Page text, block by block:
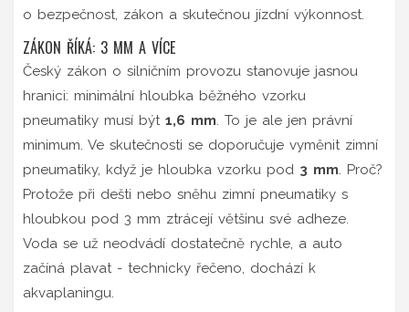
o bezpečnost, zákon a skutečnou jízdní výkonnost.
ZÁKON ŘÍKÁ: 3 MM A VÍCE
Český zákon o silničním provozu stanovuje jasnou
hranici: minimální hloubka běžného vzorku
pneumatiky musí být 1,6 mm. To je ale jen právní
minimum. Ve skutečnosti se doporučuje vyměnit zimní
pneumatiky, když je hloubka vzorku pod 3 mm. Proč?
Protože při dešti nebo sněhu zimní pneumatiky s
hloubkou pod 3 mm ztrácejí většinu své adheze.
Voda se už neodvádí dostatečně rychle, a auto
začíná plavat - technicky řečeno, dochází k
akvaplaningu.